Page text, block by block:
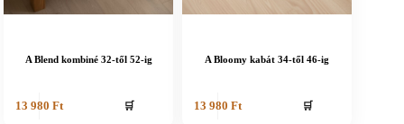
A Blend kombiné 32-től 52-ig
13 980 Ft 🛒
A Bloomy kabát 34-től 46-ig
13 980 Ft 🛒